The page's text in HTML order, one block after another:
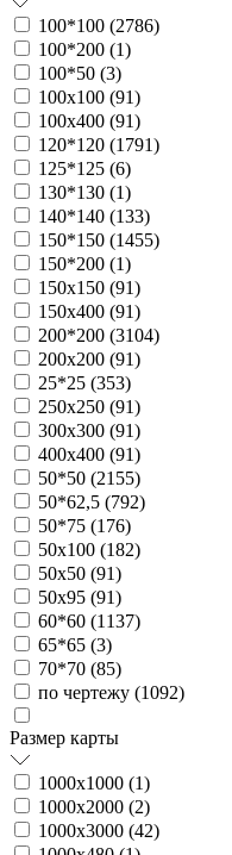
100*100 (2786)
100*200 (1)
100*50 (3)
100х100 (91)
100х400 (91)
120*120 (1791)
125*125 (6)
130*130 (1)
140*140 (133)
150*150 (1455)
150*200 (1)
150х150 (91)
150х400 (91)
200*200 (3104)
200х200 (91)
25*25 (353)
250х250 (91)
300х300 (91)
400х400 (91)
50*50 (2155)
50*62,5 (792)
50*75 (176)
50х100 (182)
50х50 (91)
50х95 (91)
60*60 (1137)
65*65 (3)
70*70 (85)
по чертежу (1092)
Размер карты
1000х1000 (1)
1000х2000 (2)
1000х3000 (42)